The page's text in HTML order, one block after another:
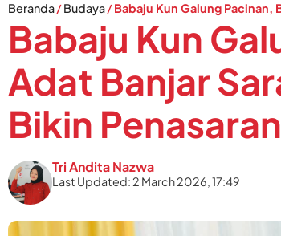
Beranda/Budaya/Babaju Kun Galung Pacinan,
Babaju Kun
Adat Banjar
Bikin Penasaran
Tri Andita Nazwa
Last Updated: 2 March 2026, 17:49